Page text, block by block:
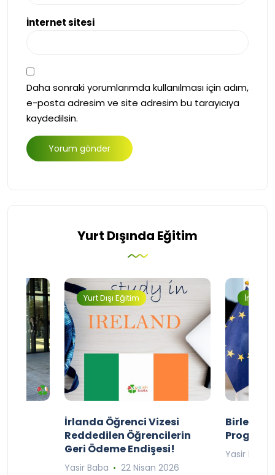
İnternet sitesi
Daha sonraki yorumlarımda kullanılması için adım,
e-posta adresim ve site adresim bu tarayıcıya
kaydedilsin.
Yurt Dışında Eğitim
Yurt Dışı Eğitim
İrlanda Öğrenci Vizesi
Reddedilen Öğrencilerin
Geri Ödeme Endişesi!
Yasir Baba 22 Nisan 2026
Birleşik
Yasir Baba